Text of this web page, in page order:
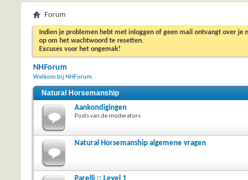
Forum
Indien je problemen hebt met inloggen of geen mail ontvangt over
op om het wachtwoord te resetten.
Excuses voor het ongemak!
NHForum
Welkom bij NHForum.
Natural Horsemanship
Aankondigingen
Posts van de moderators
Natural Horsemanship algemene vragen